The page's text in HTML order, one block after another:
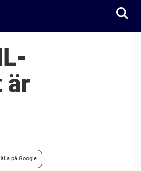
är
på Google